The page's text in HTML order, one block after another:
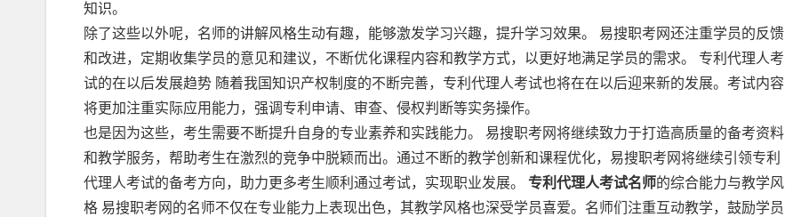
知识。
除了这些以外呢，名师的讲解风格生动有趣，能够激发学习兴趣，提升学习效果。 易搜职考网还注重学员的反馈
和改进，定期收集学员的意见和建议，不断优化课程内容和教学方式，以更好地满足学员的需求。 专利代理人考
试的在以后发展趋势 随着我国知识产权制度的不断完善，专利代理人考试也将在在以后迎来新的发展。考试内容
将更加注重实际应用能力，强调专利申请、审查、侵权判断等实务操作。
也是因为这些，考生需要不断提升自身的专业素养和实践能力。 易搜职考网将继续致力于打造高质量的备考资料
和教学服务，帮助考生在激烈的竞争中脱颖而出。通过不断的教学创新和课程优化，易搜职考网将继续引领专利
代理人考试的备考方向，助力更多考生顺利通过考试，实现职业发展。 专利代理人考试名师的综合能力与教学风
格 易搜职考网的名师不仅在专业能力上表现出色，其教学风格也深受学员喜爱。名师们注重互动教学，鼓励学员